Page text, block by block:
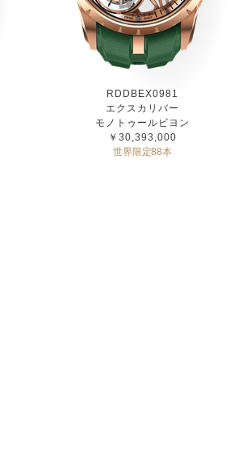
RDDBEX0981
エクスカリバー
モノトゥールビヨン
￥30,393,000
世界限定88本